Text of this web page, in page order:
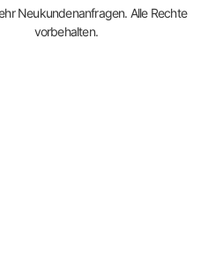
Neukundenanfragen. Alle Rechte
vorbehalten.